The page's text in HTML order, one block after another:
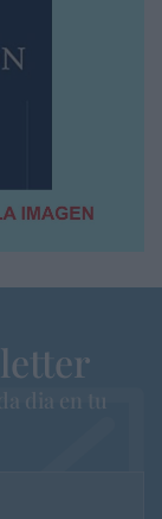
dia en tu